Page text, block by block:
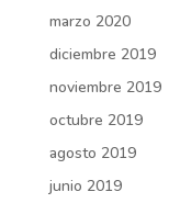
marzo 2020
diciembre 2019
noviembre 2019
octubre 2019
agosto 2019
junio 2019